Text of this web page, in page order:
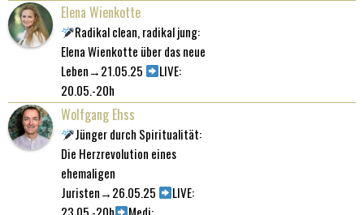
Elena Wienkotte
Radikal clean, radikal jung:
Elena Wienkotte über das neue
Leben→21.05.25
LIVE:
20.05.-20h
Wolfgang Ehss
Jünger durch Spiritualität:
Die Herzrevolution eines
ehemaligen
Juristen→26.05.25
LIVE:
23.05.-20h
Medi: